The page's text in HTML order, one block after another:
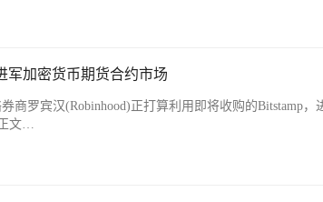
军加密货币期货合约市场
商罗宾汉(Robinhood)正打算利用即将收购的Bitstamp，
文…